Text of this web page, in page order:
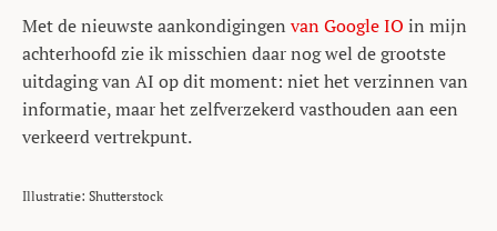
Met de nieuwste aankondigingen van Google IO in mijn
achterhoofd zie ik misschien daar nog wel de grootste
uitdaging van AI op dit moment: niet het verzinnen van
informatie, maar het zelfverzekerd vasthouden aan een
verkeerd vertrekpunt.
Illustratie: Shutterstock